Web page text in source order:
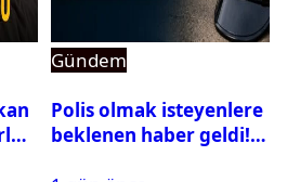
Gündem
Polis olmak isteyenlere
beklenen haber geldi!